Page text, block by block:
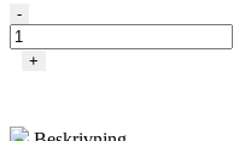
HOMEbox
Ambient
Q200+
-
+